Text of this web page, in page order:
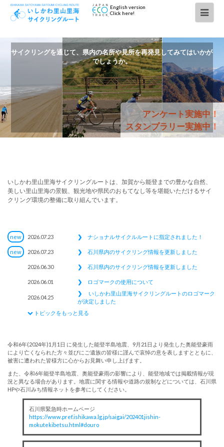
English version
Click here!
アンケート実施中！
スタンプラリー実施中！
サイクリングを通じて、県内の名所や見所を再発見してみてはいかが
でしょうか。
いしかわ里山里海サイクリングルートは、加賀から能登までの豊かな自然、
美しい里山里海の景観、観光地や県民のおもてなし等を堪能いただけるサイ
クリング環境の整備に取り組んでいます。
new 2026.07.23 ❯ ナショナルサイクルルートに指定されました！
new 2026.07.23 ❯ 石川県内のサイクリング情報を更新しました
2026.06.30 ❯ 石川県内のサイクリング情報を更新しました
2026.06.01 ❯ ロゴマークの使用について
2026.04.25
❯ いしかわ里山里海サイクリングルートのロゴマーク
が決定しました
トピックをもっと見る
令和6年(2024年)1月1日 に発生した能登半島地震、9月21日より発生した奥能登豪雨
により亡くなられた方々並びにご遺族の皆様に謹んで哀悼の意を表しますとともに、
被害に遭われた皆様方に心からお見舞い申し上げます。
また、令和6年能登半島地震、奥能登豪雨の影響により、能登地域では掲載情報が現
況と異なる場合があります。地震に関する情報や道路の規制などについては、石川県
HPや石川みち情報ネットを参考にしてください。
石川県緊急時ホームページ
https://www.pref.ishikawa.lg.jp/saigai/202401jishin-
mokutekibetsu.html#douro